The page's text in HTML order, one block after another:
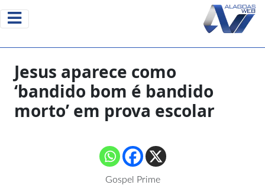
Jesus aparece como
‘bandido bom é bandido
morto’ em prova escolar
Gospel Prime